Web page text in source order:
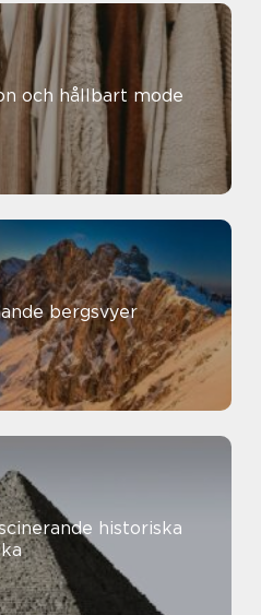
och hållbart mode
bergsvyer
historiska